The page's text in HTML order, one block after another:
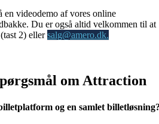
videodemo af vores online
Du er også altid velkommen til at
2) ellersalg@amero.dk.
om Attraction
og en samlet